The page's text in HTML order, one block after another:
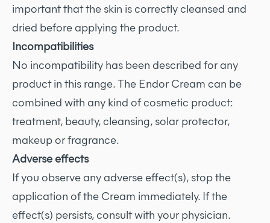
important that the skin is correctly cleansed and
dried before applying the product.
Incompatibilities
No incompatibility has been described for any
product in this range. The Endor Cream can be
combined with any kind of cosmetic product:
treatment, beauty, cleansing, solar protector,
makeup or fragrance.
Adverse effects
If you observe any adverse effect(s), stop the
application of the Cream immediately. If the
effect(s) persists, consult with your physician.